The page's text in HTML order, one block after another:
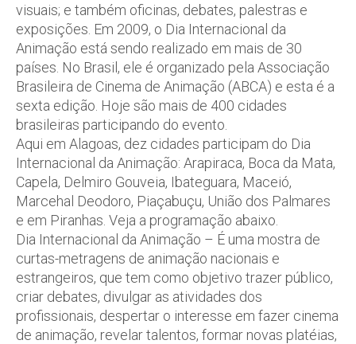
visuais; e também oficinas, debates, palestras e
exposições. Em 2009, o Dia Internacional da
Animação está sendo realizado em mais de 30
países. No Brasil, ele é organizado pela Associação
Brasileira de Cinema de Animação (ABCA) e esta é a
sexta edição. Hoje são mais de 400 cidades
brasileiras participando do evento.
Aqui em Alagoas, dez cidades participam do Dia
Internacional da Animação: Arapiraca, Boca da Mata,
Capela, Delmiro Gouveia, Ibateguara, Maceió,
Marcehal Deodoro, Piaçabuçu, União dos Palmares
e em Piranhas. Veja a programação abaixo.
Dia Internacional da Animação – É uma mostra de
curtas-metragens de animação nacionais e
estrangeiros, que tem como objetivo trazer público,
criar debates, divulgar as atividades dos
profissionais, despertar o interesse em fazer cinema
de animação, revelar talentos, formar novas platéias,